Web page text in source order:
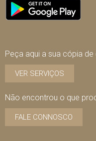
Peça aqui a sua cópia
VER SERVIÇOS
Não encontrou o que
FALE CONNOSCO